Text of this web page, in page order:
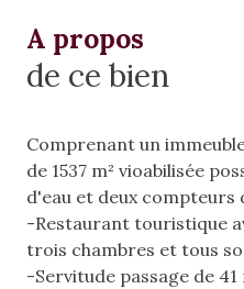
A propos
de ce bien
Comprenant un
de 1537 m² vioabilisée
d'eau et deux compteurs
-Restaurant touristique
trois chambres et tous
-Servitude passage de 41